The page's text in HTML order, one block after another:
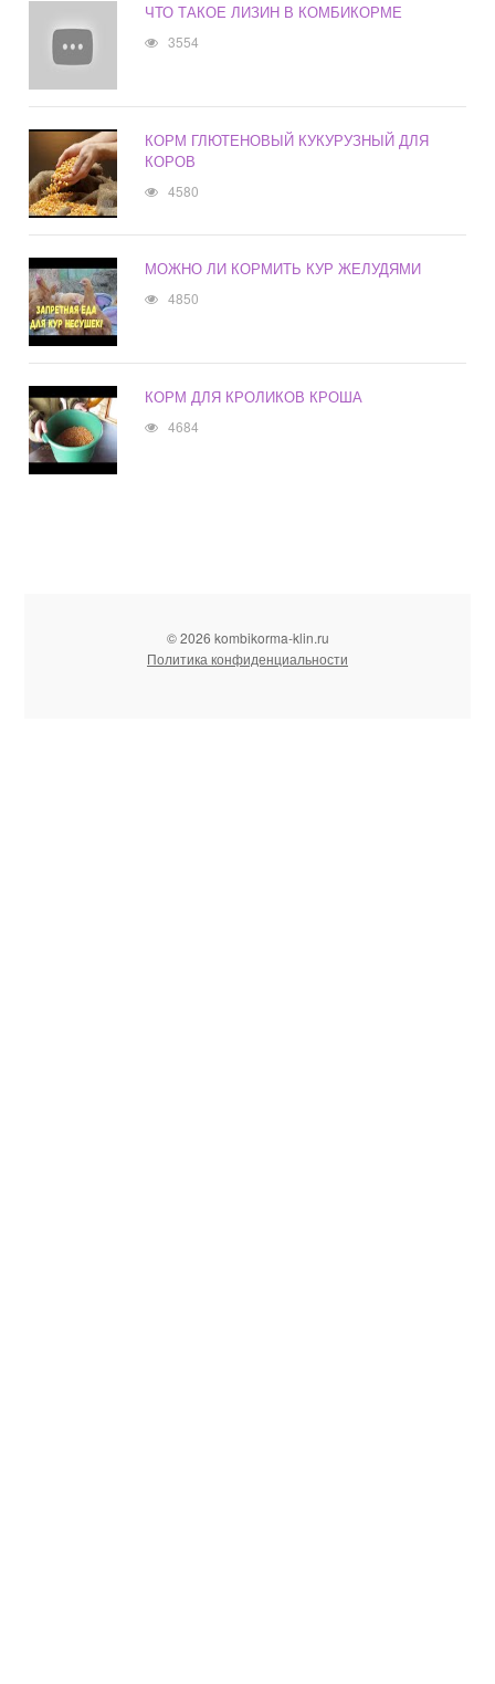
ЧТО ТАКОЕ ЛИЗИН В КОМБИКОРМЕ
3554
КОРМ ГЛЮТЕНОВЫЙ КУКУРУЗНЫЙ ДЛЯ
КОРОВ
4580
МОЖНО ЛИ КОРМИТЬ КУР ЖЕЛУДЯМИ
4850
КОРМ ДЛЯ КРОЛИКОВ КРОША
4684
© 2026 kombikorma-klin.ru
Политика конфиденциальности